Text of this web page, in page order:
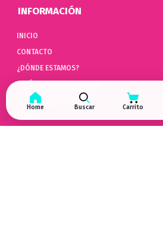
INFORMACIÓN
INICIO
CONTACTO
¿DÓNDE ESTAMOS?
POLÍTICAS DE COOKIES
Home Buscar Carrito